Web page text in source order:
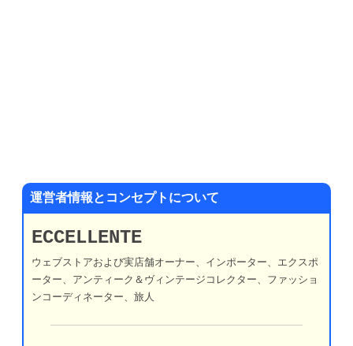
運営者情報とコンセプトについて
ECCELLENTE
ウェブストアおよび実店舗オーナー、インポーター、エクスポ
ーター、アンティーク＆ヴィンテージコレクター、ファッショ
ンコーディネーター、旅人